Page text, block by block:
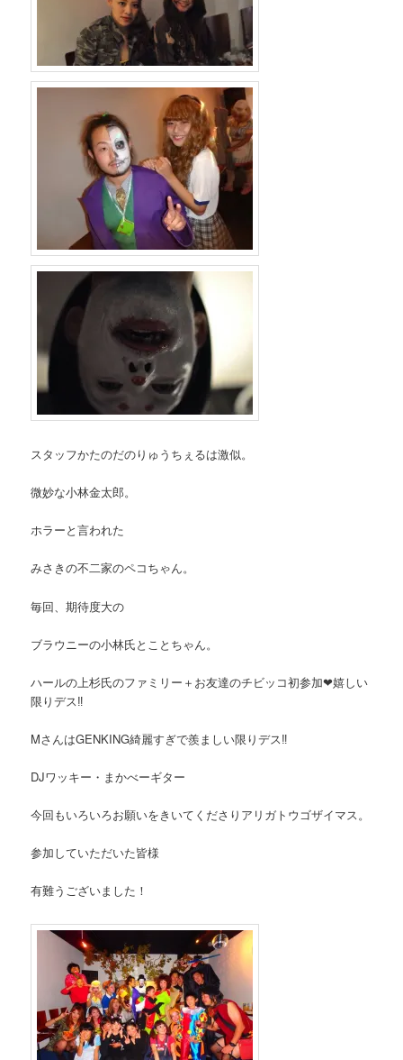
スタッフかたのだのりゅうちぇるは激似。
微妙な小林金太郎。
ホラーと言われた
みさきの不二家のペコちゃん。
毎回、期待度大の
ブラウニーの小林氏とことちゃん。
ハールの上杉氏のファミリー＋お友達のチビッコ初参加❤︎嬉しい
限りデス‼︎
MさんはGENKING綺麗すぎで羨ましい限りデス‼︎
DJワッキー・まかべーギター
今回もいろいろお願いをきいてくださりアリガトウゴザイマス。
参加していただいた皆様
有難うございました ！